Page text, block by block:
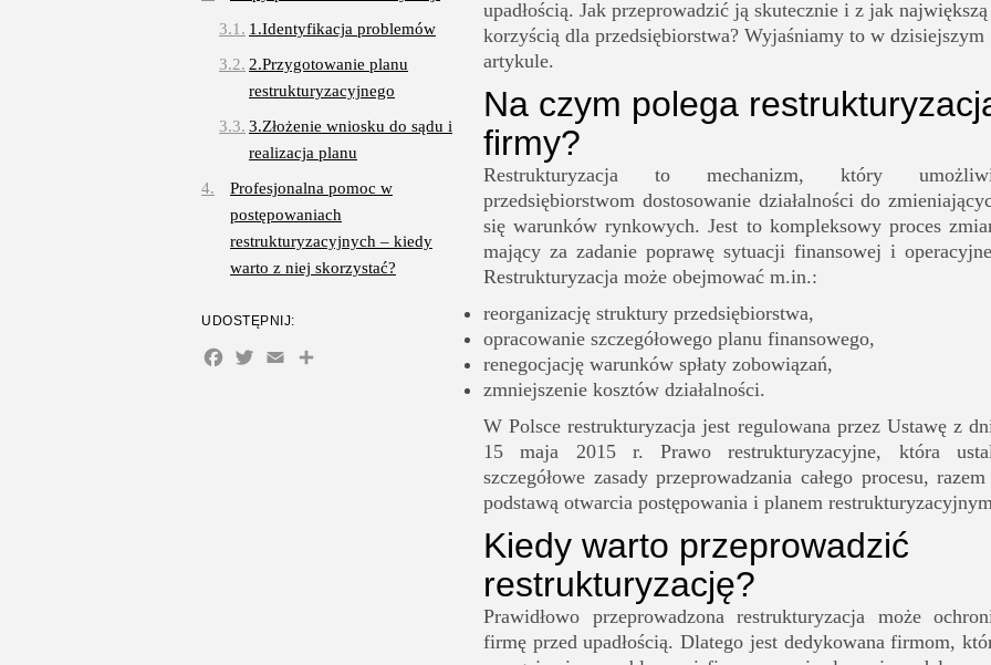
upadłością. Jak przeprowadzić ją skutecznie i z jak największą
korzyścią dla przedsiębiorstwa? Wyjaśniamy to w dzisiejszym
artykule.
Na czym polega
firmy?
Restrukturyzacja to mechanizm, który
przedsiębiorstwom dostosowanie działalności do
się warunków rynkowych. Jest to kompleksowy proces
mający za zadanie poprawę sytuacji finansowej i
Restrukturyzacja może obejmować m.in.:
reorganizację struktury przedsiębiorstwa,
opracowanie szczegółowego planu finansowego,
renegocjację warunków spłaty zobowiązań,
zmniejszenie kosztów działalności.
W Polsce restrukturyzacja jest regulowana przez Ustawę z
15 maja 2015 r. Prawo restrukturyzacyjne, która
szczegółowe zasady przeprowadzania całego procesu,
podstawą otwarcia postępowania i planem
Kiedy warto przeprowadzić
restrukturyzację?
Prawidłowo przeprowadzona restrukturyzacja może
firmę przed upadłością. Dlatego jest dedykowana firmom,
1.Identyfikacja problemów
2.Przygotowanie planu
restrukturyzacyjnego
3.Złożenie wniosku do sądu i
realizacja planu
Profesjonalna pomoc w
postępowaniach
restrukturyzacyjnych – kiedy
warto z niej skorzystać?
UDOSTĘPNIJ:
Facebook
Twitter
EmailShare